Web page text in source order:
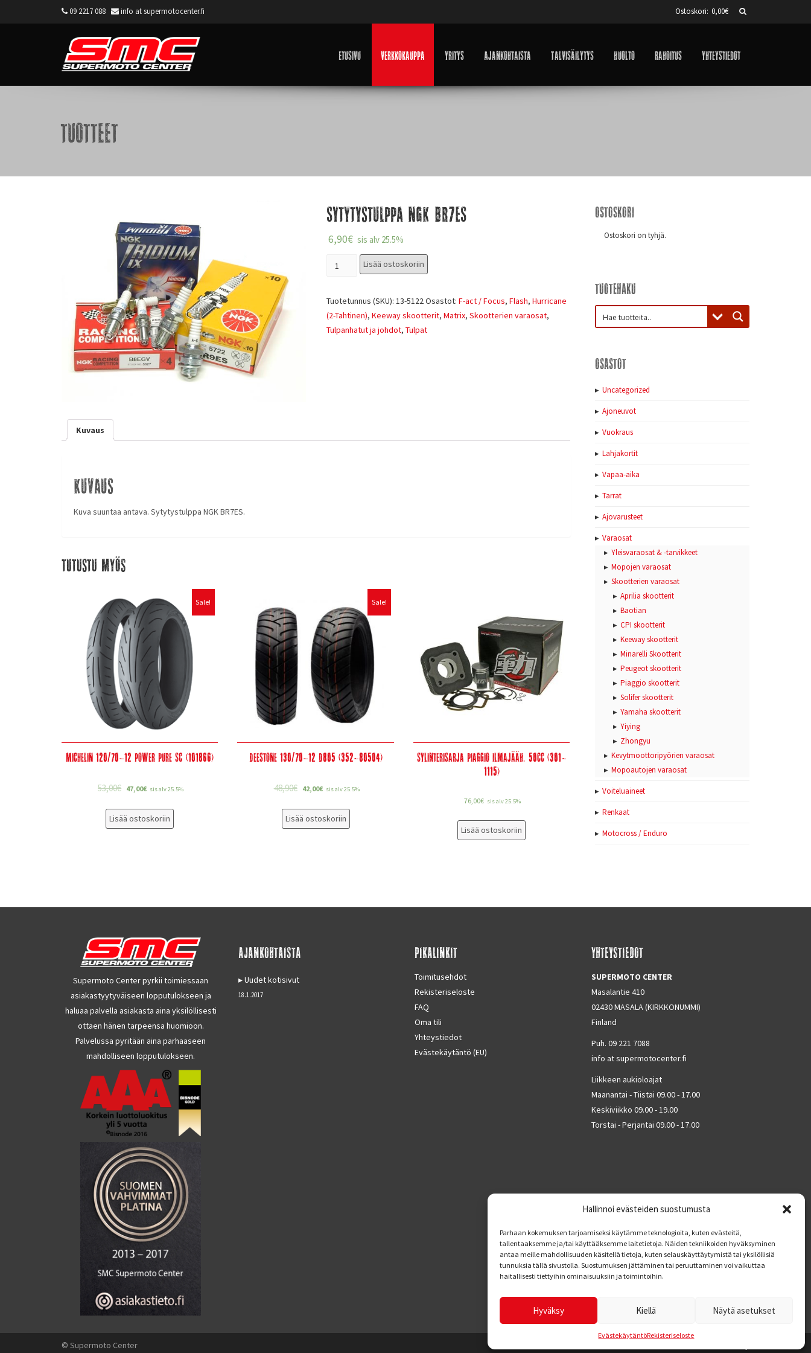
Hallinnoi evästeiden suostumusta
Parhaan kokemuksen tarjoamiseksi käytämme teknologioita, kuten evästeitä,
tallentaaksemme ja/tai käyttääksemme laitetietoja. Näiden tekniikoiden hyväksyminen
antaa meille mahdollisuuden käsitellä tietoja, kuten selauskäyttäytymistä tai yksilöllisiä
tunnuksia tällä sivustolla. Suostumuksen jättäminen tai peruuttaminen voi vaikuttaa
haitallisesti tiettyihin ominaisuuksiin ja toimintoihin.
Hyväksy Kiellä Näytä asetukset
EvästekäytäntöRekisteriseloste
09 2217 088 info at supermotocenter.fi Ostoskori: 0,00€
Etusivu Verkkokauppa Yritys Ajankohtaista Talvisäilytys Huolto Rahoitus Yhteystiedot
Tuotteet
Sytytystulppa NGK BR7ES
6,90€ sis alv 25.5%
Lisää ostoskoriin
Tuotetunnus (SKU): 13-5122Osastot: F-act / Focus, Flash, Hurricane
(2-Tahtinen), Keeway skootterit, Matrix, Skootterien varaosat,
Tulpanhatut ja johdot, Tulpat
Kuvaus
Kuvaus
Kuva suuntaa antava. Sytytystulppa NGK BR7ES.
Tutustu myös
Sale!
Michelin 120/70-12 Power Pure SC (101866)
53,00€ 47,00€ sis alv 25.5%
Lisää ostoskoriin
Sale!
Deestone 130/70-12 D805 (352-80504)
48,90€ 42,00€ sis alv 25.5%
Lisää ostoskoriin
Sylinterisarja Piaggio ilmajääh. 50cc (301-
1115)
76,00€ sis alv 25.5%
Lisää ostoskoriin
Ostoskori
Ostoskori on tyhjä.
Tuotehaku
Osastot
Uncategorized
Ajoneuvot
Vuokraus
Lahjakortit
Vapaa-aika
Tarrat
Ajovarusteet
Varaosat
Yleisvaraosat & -tarvikkeet
Mopojen varaosat
Skootterien varaosat
Aprilia skootterit
Baotian
CPI skootterit
Keeway skootterit
Minarelli Skootterit
Peugeot skootterit
Piaggio skootterit
Solifer skootterit
Yamaha skootterit
Yiying
Zhongyu
Kevytmoottoripyörien varaosat
Mopoautojen varaosat
Voiteluaineet
Renkaat
Motocross / Enduro
Supermoto Center pyrkii toimiessaan
asiakastyytyväiseen lopputulokseen ja
haluaa palvella asiakasta aina yksilöllisesti
ottaen hänen tarpeensa huomioon.
Palvelussa pyritään aina parhaaseen
mahdolliseen lopputulokseen.
AJANKOHTAISTA
Uudet kotisivut
18.1.2017
PIKALINKIT
Toimitusehdot
Rekisteriseloste
FAQ
Oma tili
Yhteystiedot
Evästekäytäntö (EU)
YHTEYSTIEDOT
SUPERMOTO CENTER
Masalantie 410
02430 MASALA (KIRKKONUMMI)
Finland
Puh. 09 221 7088
info at supermotocenter.fi
Liikkeen aukioloajat
Maanantai - Tiistai 09.00 - 17.00
Keskiviikko 09.00 - 19.00
Torstai - Perjantai 09.00 - 17.00
© Supermoto Center